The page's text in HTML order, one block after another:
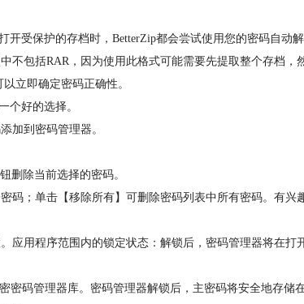
开受保护的存档时，BetterZip都会尝试使用您的密码自动
不包括RAR，因为使用此格式可能需要先提取整个存档，
立即确定密码正确性。
个好的选择。
加到密码管理器。
删除当前选择的密码。
码；单击【移除所有】可删除密码列表中所有密码。有兴
应用程序范围内的锁定状态：解锁后，密码管理器将在打
密码管理器库。密码管理器解锁后，主密码将安全地存储